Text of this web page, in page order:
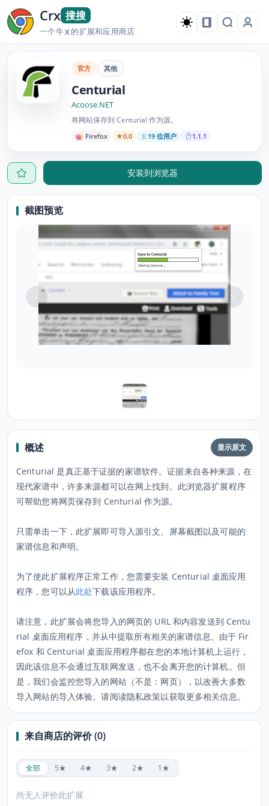
Crx 搜搜
一个牛X的扩展和应用商店
官方 其他
Centurial
Acoose.NET
将网站保存到 Centurial 作为源。
Firefox 0.0 19 位用户 1.1.1
安装到浏览器
截图预览
概述 显示原文
Centurial 是真正基于证据的家谱软件。证据来自各种来源，在
现代家谱中，许多来源都可以在网上找到。此浏览器扩展程序
可帮助您将网页保存到 Centurial 作为源。
只需单击一下，此扩展即可导入源引文、屏幕截图以及可能的
家谱信息和声明。
为了使此扩展程序正常工作，您需要安装 Centurial 桌面应用
程序，您可以从此处下载该应用程序。
请注意，此扩展会将您导入的网页的 URL 和内容发送到 Centu
rial 桌面应用程序，并从中提取所有相关的家谱信息。由于 Fir
efox 和 Centurial 桌面应用程序都在您的本地计算机上运行，​​
因此该信息不会通过互联网发送，也不会离开您的计算机。但
是，我们会监控您导入的网站（不是：网页），以改善大多数
导入网站的导入体验。请阅读隐私政策以获取更多相关信息。
来自商店的评价 (0)
全部 5★ 4★ 3★ 2★ 1★
尚无人评价此扩展